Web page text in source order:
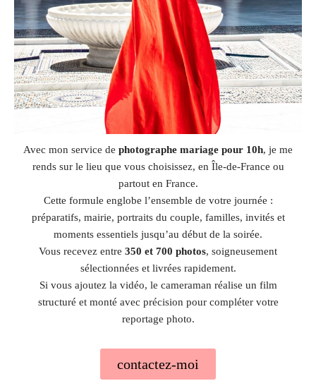
Avec mon service de photographe mariage pour 10h, je me
rends sur le lieu que vous choisissez, en Île-de-France ou
partout en France.
Cette formule englobe l’ensemble de votre journée :
préparatifs, mairie, portraits du couple, familles, invités et
moments essentiels jusqu’au début de la soirée.
Vous recevez entre 350 et 700 photos, soigneusement
sélectionnées et livrées rapidement.
Si vous ajoutez la vidéo, le cameraman réalise un film
structuré et monté avec précision pour compléter votre
reportage photo.
contactez-moi